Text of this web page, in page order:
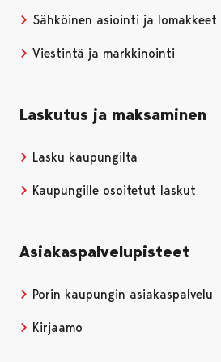
Sähköinen asiointi ja lomakkeet
Viestintä ja markkinointi
Laskutus ja maksaminen
Lasku kaupungilta
Kaupungille osoitetut laskut
Asiakaspalvelupisteet
Porin kaupungin asiakaspalvelu
Kirjaamo